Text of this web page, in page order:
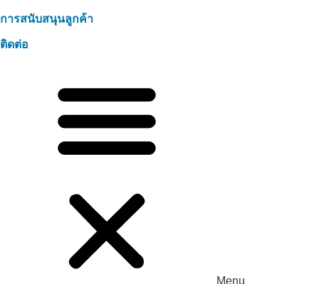
การสนับสนุนลูกค้า
ติดต่อ
Menu